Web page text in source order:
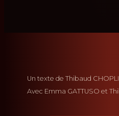
Un texte de Thibaud
Avec Emma GATTUSO